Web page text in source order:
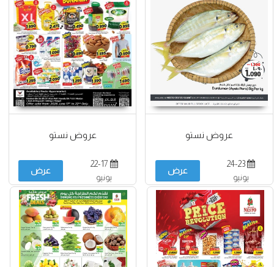
عروض نستو
24-23
يونيو
عرض
عروض نستو
22-17
يونيو
عرض